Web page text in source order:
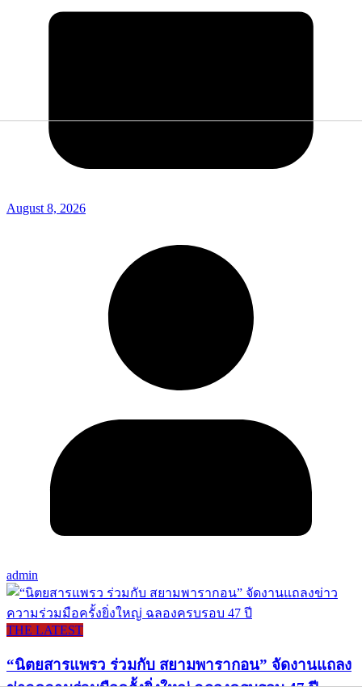
August 8, 2026
admin
THE LATEST
“นิตยสารแพรว ร่วมกับ สยามพารากอน” จัดงานแถลง